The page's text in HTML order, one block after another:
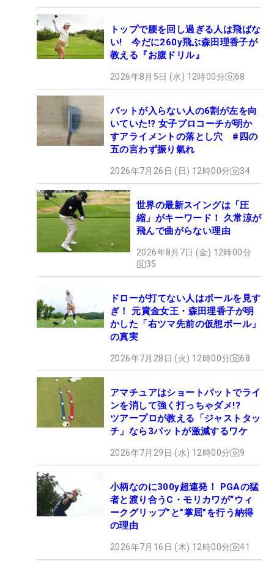
トップで腰を回し過ぎる人は飛ばな
い! 今だに260y飛ぶ森田理香子が
教える『お腹ドリル』
2026年8月5日 (水) 12時00分 68
パットが入らない人の6割が左を向
いていた!? 女子プロコーチが明か
すアライメントの落とし穴 #四の
五の言わず振り氣れ
2026年7月26日 (日) 12時00分 34
世界の最新スイングは「圧
縮」がキーワード！ 久常涼が
飛んで曲がらない理由
2026年8月7日 (金) 12時00分
35
ドローが打てない人はボールを見す
ぎ！ 元賞金女王・森田理香子が明
かした「右ツマ先前の仮想ボール」
の真実
2026年7月28日 (火) 12時00分 68
アマチュアはショートパットでライ
ンを消して強く打っちゃダメ!?
ツアープロが教える「ジャストタッ
チ」なら3パットが激減するワケ
2026年7月29日 (水) 12時00分 9
小柄なのに300y超連発！ PGAの猛
者と渡り合うC・モリカワが“ウィ
ークグリップ”と”掌屈”を行う納得
の理由
2026年7月16日 (木) 12時00分 41